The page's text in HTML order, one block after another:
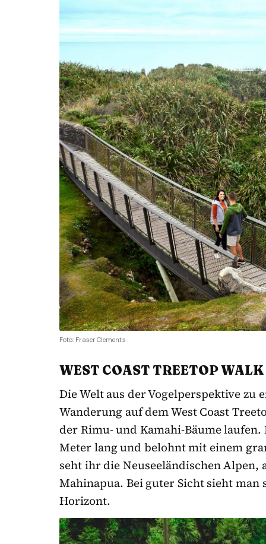
Foto: Fraser Clements
WEST COAST TREETOP WALK
Die Welt aus der Vogelperspektive zu
Wanderung auf dem West Coast
der Rimu- und Kamahi-Bäume
Meter lang und belohnt mit einem
seht ihr die Neuseeländischen Alpen,
Mahinapua. Bei guter Sicht sieht man
Horizont.